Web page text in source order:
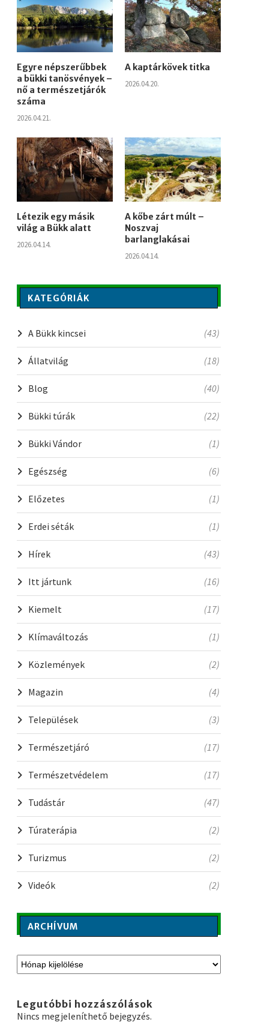
Egyre népszerűbbek
a bükki tanösvények –
nő a természetjárók
száma
2026.04.21.
A kaptárkövek titka
2026.04.20.
Létezik egy másik
világ a Bükk alatt
2026.04.14.
A kőbe zárt múlt –
Noszvaj
barlanglakásai
2026.04.14.
KATEGÓRIÁK
A Bükk kincsei (43)
Állatvilág (18)
Blog (40)
Bükki túrák (22)
Bükki Vándor (1)
Egészség (6)
Előzetes (1)
Erdei séták (1)
Hírek (43)
Itt jártunk (16)
Kiemelt (17)
Klímaváltozás (1)
Közlemények (2)
Magazin (4)
Települések (3)
Természetjáró (17)
Természetvédelem (17)
Tudástár (47)
Túraterápia (2)
Turizmus (2)
Videók (2)
ARCHÍVUM
Legutóbbi hozzászólások
Nincs megjeleníthető bejegyzés.